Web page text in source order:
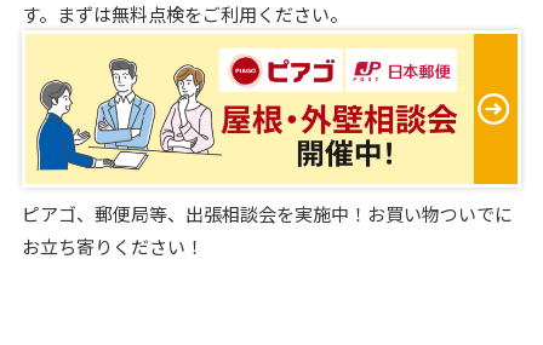
す。まずは無料点検をご利用ください。
ピアゴ、郵便局等、出張相談会を実施中！お買い物ついでに
お立ち寄りください！